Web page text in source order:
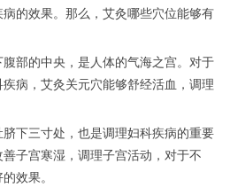
的效果。那么，艾灸哪些穴位能够有
部的中央，是人体的气海之宫。对于
病，艾灸关元穴能够舒经活血，调理
下三寸处，也是调理妇科疾病的重要
子宫寒湿，调理子宫活动，对于不
效果。